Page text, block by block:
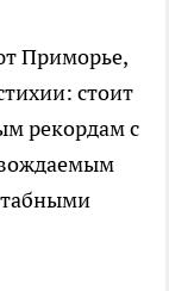
Приморье,
стоит
рекордам с